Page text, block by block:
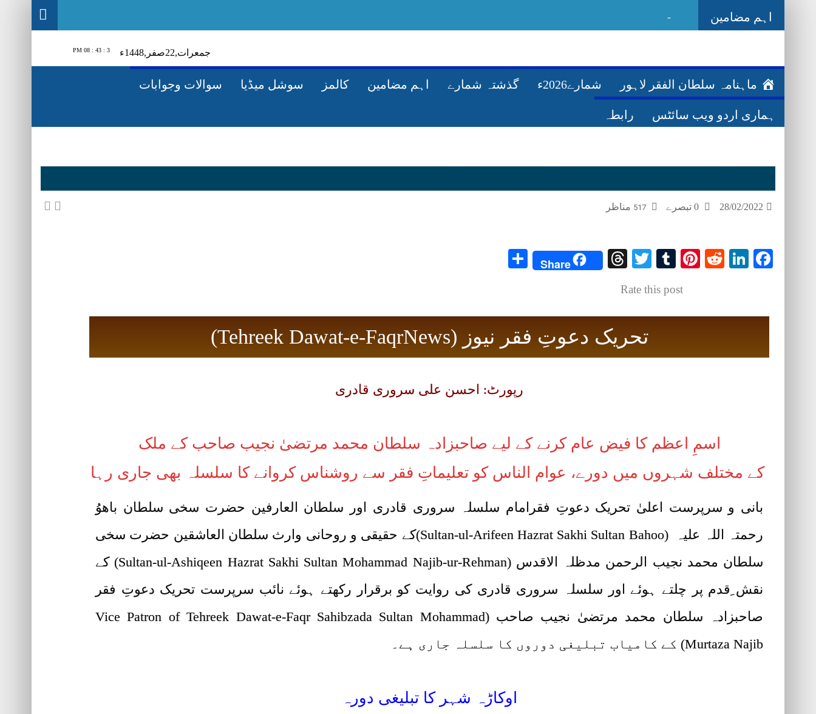
اہم مضامین Ghazwa Badar
3 : 43 : 09 PM جمعرات‬‮, 22صفر‬, 1448ء
ماہنامہ سلطان الفقر لاہور شمارے2026ء گذشتہ شمارے اہم مضامین کالمز سوشل میڈیا سوالات وجوابات
ہماری اردو ویب سائٹس رابطہ
28/02/2022
517 مناظر
Facebook
LinkedIn
Reddit
Pinterest
Tumblr
Twitter
Threads
Share
Rate this post
تحریک دعوتِ فقر نیوز (Tehreek Dawat-e-FaqrNews)
رپورٹ: احسن علی سروری قادری
اسمِ اعظم کا فیض عام کرنے کے لیے صاحبزادہ سلطان محمد مرتضیٰ نجیب صاحب کے ملک
کے مختلف شہروں میں دورے، عوام الناس کو تعلیماتِ فقر سے روشناس کروانے کا سلسلہ بھی جاری رہا
بانی و سرپرست اعلیٰ تحریک دعوتِ فقرامام سلسلہ سروری قادری اور سلطان العارفین حضرت سخی سلطان باھوُ
رحمتہ اللہ علیہ (Sultan-ul-Arifeen Hazrat Sakhi Sultan Bahoo)کے حقیقی و روحانی وارث سلطان العاشقین حضرت سخی
سلطان محمد نجیب الرحمن مدظلہ الاقدس (Sultan-ul-Ashiqeen Hazrat Sakhi Sultan Mohammad Najib-ur-Rehman) کے
نقش ِقدم پر چلتے ہوئے اور سلسلہ سروری قادری کی روایت کو برقرار رکھتے ہوئے نائب سرپرست تحریک دعوتِ فقر
صاحبزادہ سلطان محمد مرتضیٰ نجیب صاحب (Vice Patron of Tehreek Dawat-e-Faqr Sahibzada Sultan Mohammad
Murtaza Najib) کے کامیاب تبلیغی دوروں کا سلسلہ جاری ہے۔
اوکاڑہ شہر کا تبلیغی دورہ